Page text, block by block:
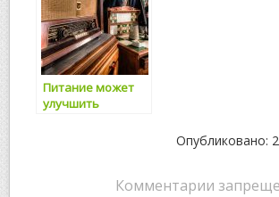
Питание может
улучшить
Опубликовано:
Комментарии